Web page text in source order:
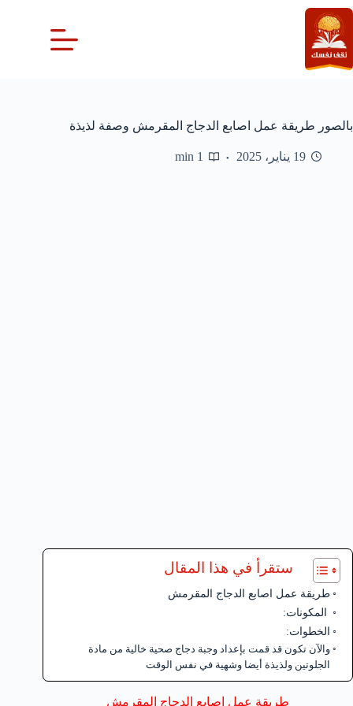
التجاوز
إلى
المحتوى
بالصور طريقة عمل اصابع الدجاج المقرمش وصفة لذيذة
19 يناير، 2025 1 min
ستقرأ في هذا المقال
طريقة عمل اصابع الدجاج المقرمش
المكونات:
الخطوات:
والآن تكون قد قمت بإعداد وجبة دجاج صحية خالية من مادة
الجلوتين ولذيذة أيضا وشهية في نفس الوقت
طريقة عمل اصابع الدجاج المقرمش